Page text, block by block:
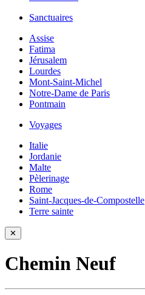
Sanctuaires
Assise
Fatima
Jérusalem
Lourdes
Mont-Saint-Michel
Notre-Dame de Paris
Pontmain
Voyages
Italie
Jordanie
Malte
Pèlerinage
Rome
Saint-Jacques-de-Compostelle
Terre sainte
✕
Chemin Neuf